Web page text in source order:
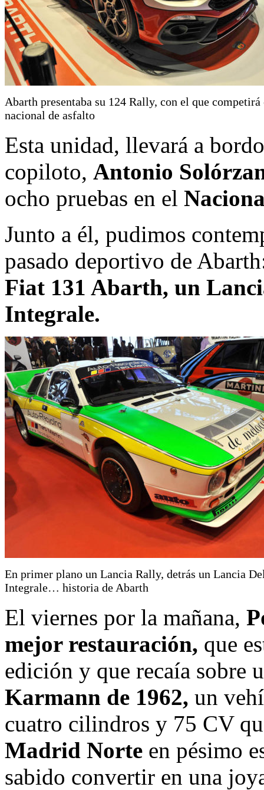
Abarth presentaba su 124 Rally, con el que competirá
nacional de asfalto
Esta unidad, llevará a
copiloto, Antonio
ocho pruebas en el
Junto a él, pudimos
pasado deportivo de
Fiat 131 Abarth, un
Integrale.
En primer plano un Lancia Rally, detrás un Lancia
Integrale… historia de Abarth
El viernes por la mañana,
mejor restauración, que
edición y que recaía sobre
Karmann de 1962, un
cuatro cilindros y 75 CV
Madrid Norte en pésimo
sabido convertir en una